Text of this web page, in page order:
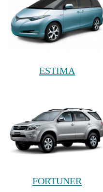
ESTIMA
FORTUNER